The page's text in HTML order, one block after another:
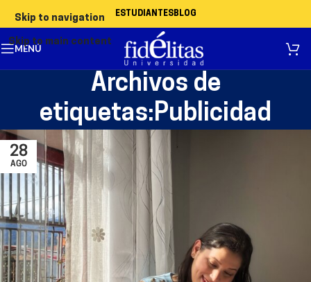
Skip to navigation
Skip to main content
ESTUDIANTESBLOG
MENÚ
Archivos de
etiquetas:Publicidad
28
AGO